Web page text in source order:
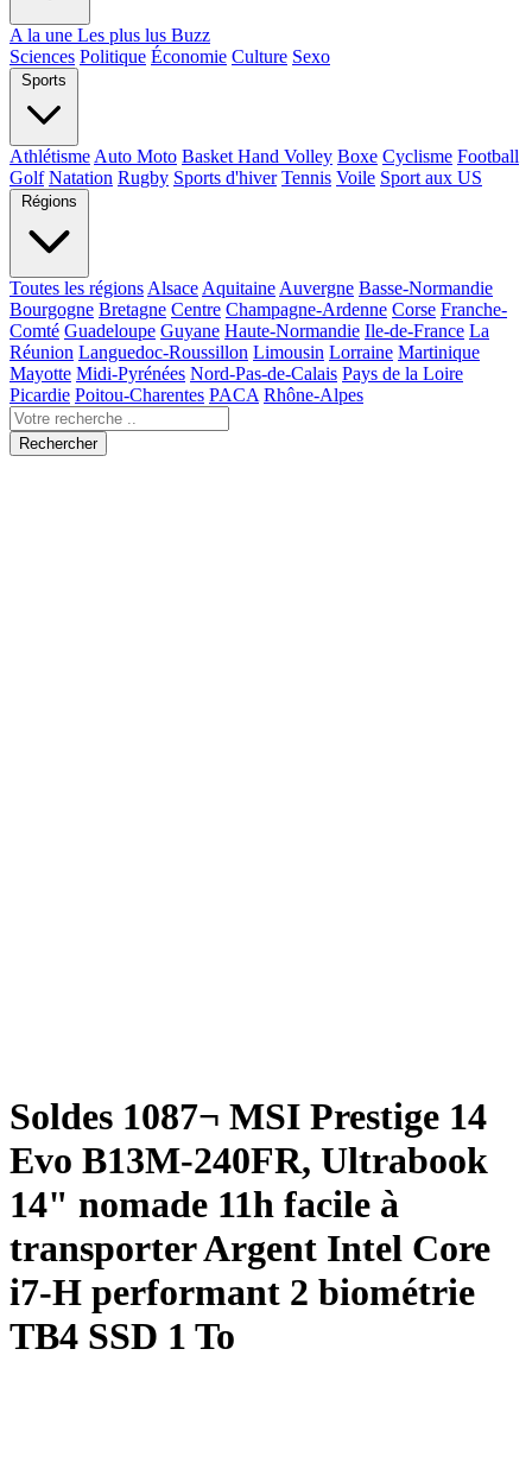
A la une Les plus lus Buzz
Sciences Politique Économie Culture Sexo
Sports
Athlétisme Auto Moto Basket Hand Volley Boxe Cyclisme Football
Golf Natation Rugby Sports d'hiver Tennis Voile Sport aux US
Régions
Toutes les régions Alsace Aquitaine Auvergne Basse-Normandie
Bourgogne Bretagne Centre Champagne-Ardenne Corse Franche-
Comté Guadeloupe Guyane Haute-Normandie Ile-de-France La
Réunion Languedoc-Roussillon Limousin Lorraine Martinique
Mayotte Midi-Pyrénées Nord-Pas-de-Calais Pays de la Loire
Picardie Poitou-Charentes PACA Rhône-Alpes
Rechercher
Soldes 1087¬ MSI Prestige 14
Evo B13M-240FR, Ultrabook
14" nomade 11h facile à
transporter Argent Intel Core
i7-H performant 2 biométrie
TB4 SSD 1 To